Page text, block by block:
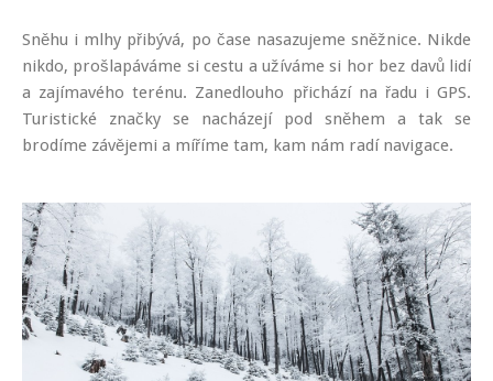
Sněhu i mlhy přibývá, po čase nasazujeme sněžnice. Nikde
nikdo, prošlapáváme si cestu a užíváme si hor bez davů lidí
a zajímavého terénu. Zanedlouho přichází na řadu i GPS.
Turistické značky se nacházejí pod sněhem a tak se
brodíme závějemi a míříme tam, kam nám radí navigace.